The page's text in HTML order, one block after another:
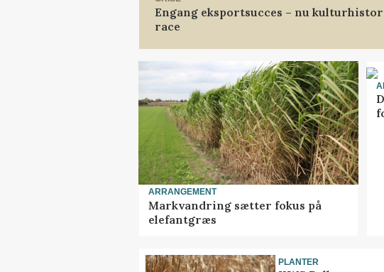
Engang eksportsucces – nu
race
ARRANGEMENT
Markvandring sætter fokus på
elefantgræs
PLANTER